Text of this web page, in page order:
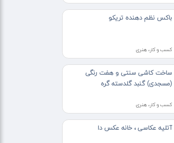
باکس نظم دهنده تریکو
کسب و کار، هنری
ساخت کاشی سنتی و هفت رنگی
(مسجدی) گنبد گلدسته گره
کسب و کار، هنری
آتلیه عکاسی ، خانه عکس دا